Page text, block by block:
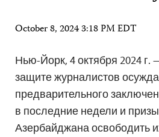
October 8, 2024 3:18 PM EDT
Нью-Йорк, 4 октября 2024 г.
защите журналистов
предварительного
в последние недели и
Азербайджана освободить